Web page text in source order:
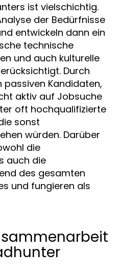
ist vielschichtig.
der Bedürfnisse
entwickeln dann ein
technische
und auch kulturelle
Durch
Kandidaten,
aktiv auf Jobsuche
oft hochqualifizierte
sonst
würden. Darüber
die
auch die
des gesamten
und fungieren als